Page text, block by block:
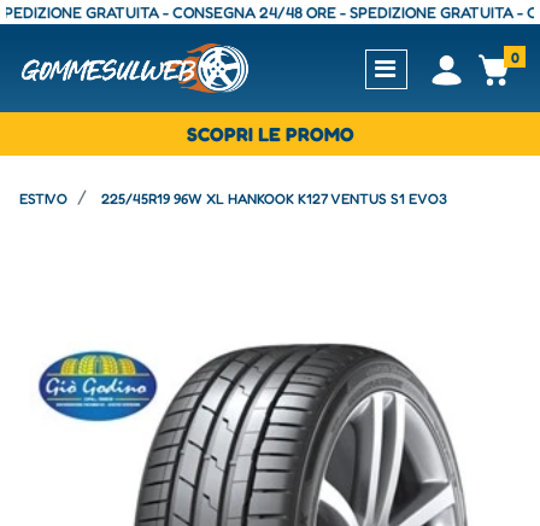
GRATUITA - CONSEGNA 24/48 ORE - SPEDIZIONE GRATUITA -
Open0
SCOPRI LE PROMO
ESTIVO 225/45R19 96W XL HANKOOK K127 VENTUS S1 EVO3